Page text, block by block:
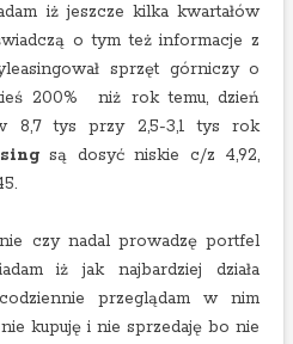
iż jeszcze kilka kwartałów
o tym też informacje z
sprzęt górniczy o
200% niż rok temu, dzień
8,7 tys przy 2,5-3,1 tys rok
są dosyć niskie c/z 4,92,
czy nadal prowadzę portfel
iż jak najbardziej działa
przeglądam w nim
kupuję i nie sprzedaję bo nie